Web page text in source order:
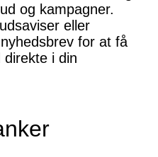
og kampagner.
eller
for at få
direkte i din